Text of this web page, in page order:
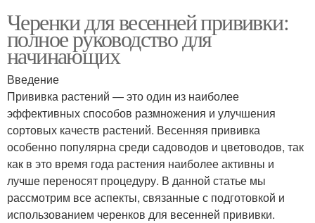
Черенки для весенней прививки:
полное руководство для
начинающих
Введение
Прививка растений — это один из наиболее
эффективных способов размножения и улучшения
сортовых качеств растений. Весенняя прививка
особенно популярна среди садоводов и цветоводов, так
как в это время года растения наиболее активны и
лучше переносят процедуру. В данной статье мы
рассмотрим все аспекты, связанные с подготовкой и
использованием черенков для весенней прививки.